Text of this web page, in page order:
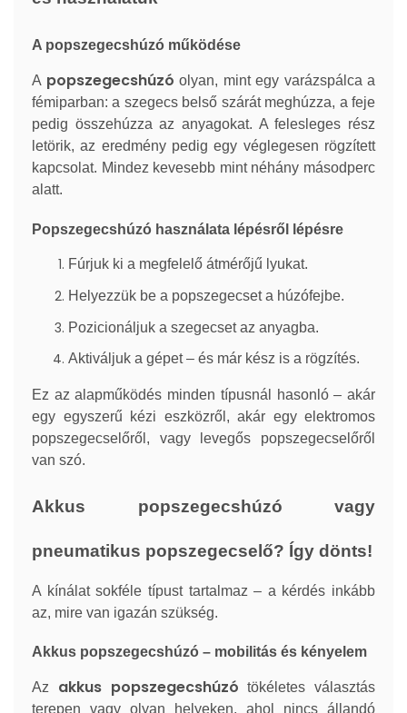
A popszegecshúzó működése
A popszegecshúzó olyan, mint egy varázspálca a
fémiparban: a szegecs belső szárát meghúzza, a feje
pedig összehúzza az anyagokat. A felesleges rész
letörik, az eredmény pedig egy véglegesen rögzített
kapcsolat. Mindez kevesebb mint néhány másodperc
alatt.
Popszegecshúzó használata lépésről lépésre
Fúrjuk ki a megfelelő átmérőjű lyukat.
Helyezzük be a popszegecset a húzófejbe.
Pozicionáljuk a szegecset az anyagba.
Aktiváljuk a gépet – és már kész is a rögzítés.
Ez az alapműködés minden típusnál hasonló – akár
egy egyszerű kézi eszközről, akár egy elektromos
popszegecselőről, vagy levegős popszegecselőről
van szó.
Akkus popszegecshúzó vagy
pneumatikus popszegecselő? Így dönts!
A kínálat sokféle típust tartalmaz – a kérdés inkább
az, mire van igazán szükség.
Akkus popszegecshúzó – mobilitás és kényelem
Az akkus popszegecshúzó tökéletes választás
terepen vagy olyan helyeken, ahol nincs állandó